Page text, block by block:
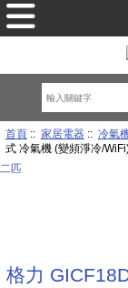
首頁:: 家居電器:: 冷氣
式 冷氣機 (變頻淨冷/
二匹
格力